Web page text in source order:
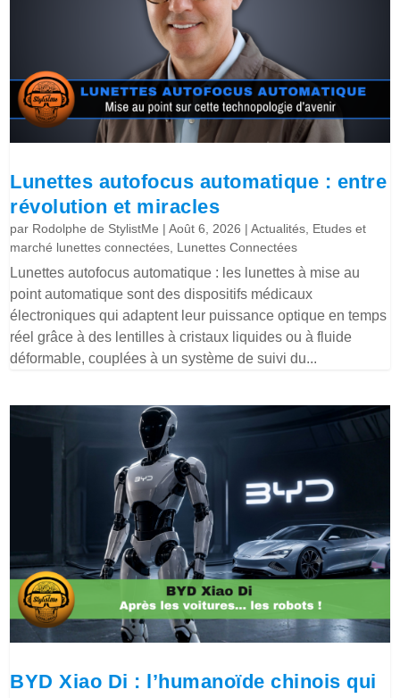
Lunettes autofocus automatique : entre
révolution et miracles
par Rodolphe de StylistMe |Août 6, 2026 |Actualités Etudes et
marché lunettes connectées Lunettes Connectées
Lunettes autofocus automatique : les lunettes à mise au
point automatique sont des dispositifs médicaux
électroniques qui adaptent leur puissance optique en temps
réel grâce à des lentilles à cristaux liquides ou à fluide
déformable, couplées à un système de suivi du...
BYD Xiao Di : l’humanoïde chinois qui